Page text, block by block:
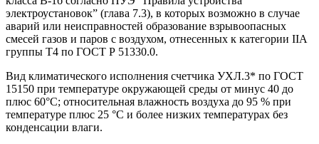
электроустановок” (глава 7.3), в которых возможно в случае
аварий или неисправностей образование взрывоопасных
смесей газов и паров с воздухом, отнесенных к категории IIА
группы Т4 по ГОСТ Р 51330.0.
Вид климатического исполнения счетчика УХЛ.3* по ГОСТ
15150 при температуре окружающей среды от минус 40 до
плюс 60°С; относительная влажность воздуха до 95 % при
температуре плюс 25 °С и более низких температурах без
конденсации влаги.